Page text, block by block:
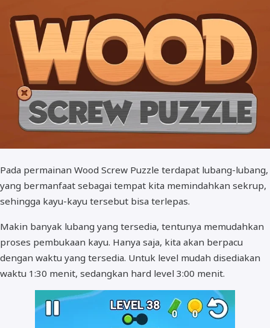
Pada permainan Wood Screw Puzzle terdapat lubang-lubang,
yang bermanfaat sebagai tempat kita memindahkan sekrup,
sehingga kayu-kayu tersebut bisa terlepas.
Makin banyak lubang yang tersedia, tentunya memudahkan
proses pembukaan kayu. Hanya saja, kita akan berpacu
dengan waktu yang tersedia. Untuk level mudah disediakan
waktu 1:30 menit, sedangkan hard level 3:00 menit.